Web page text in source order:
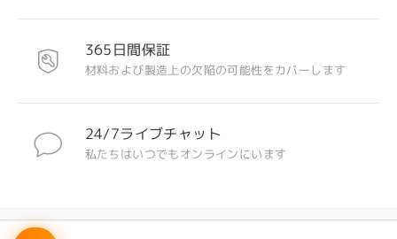
注目のデザイン
365日間保証
材料および製造上の欠陥の可能性をカバーします
24/7ライブチャット
私たちはいつでもオンラインにいます